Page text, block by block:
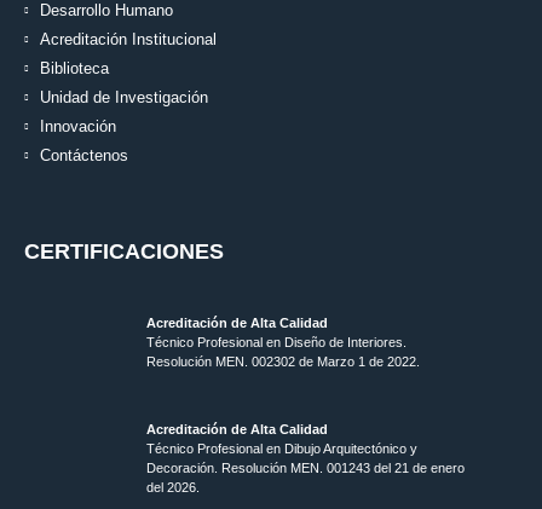
Desarrollo Humano
Acreditación Institucional
Biblioteca
Unidad de Investigación
Innovación
Contáctenos
CERTIFICACIONES
Acreditación de Alta Calidad
Técnico Profesional en Diseño de Interiores.
Resolución MEN. 002302 de Marzo 1 de 2022.
Acreditación de Alta Calidad
Técnico Profesional en Dibujo Arquitectónico y
Decoración. Resolución MEN. 001243 del 21 de enero
del 2026.